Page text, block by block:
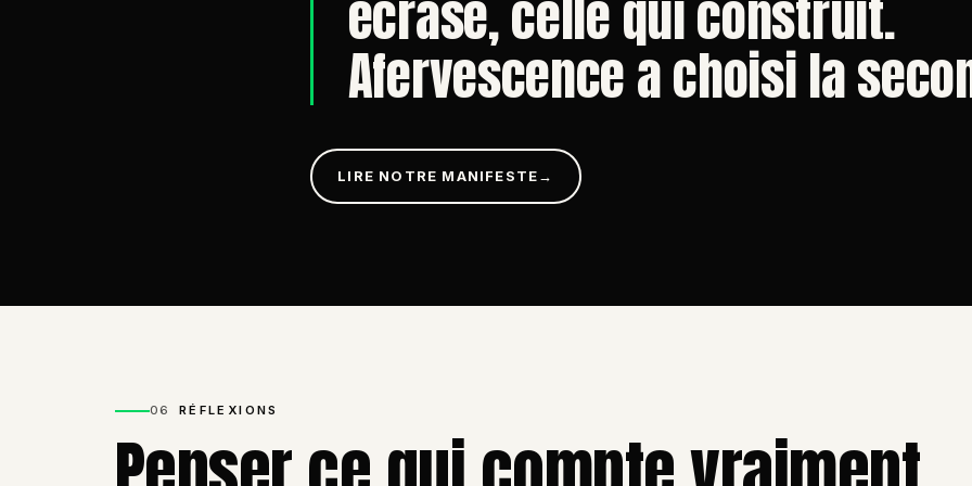
écrase, celle qui construit.
Afervescence a choisi la
LIRE NOTRE MANIFESTE→
06 RÉFLEXIONS